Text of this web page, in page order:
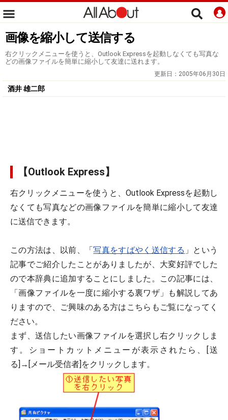
画像を縮小して送信する
右クリックメニューを使うと、Outlook Expressを起動しなくても写真な
どの画像ファイルを簡単に縮小して友達に送れます。
更新日： 2005年06月30日
酒井 雄二郎
【Outlook Express】
右クリックメニューを使うと、Outlook Expressを起動し
なくても写真などの画像ファイルを簡単に縮小して友達
に送信できます。
この方法は、以前、「写真をすばやく送信する 」という
記事でご紹介したことがありましたが、大変好評でした
ので本辞典に追加することにしました。この記事には、
「画像ファイルを一度に縮小する裏ワザ」も解説してあ
りますので、ご興味のある方はこちらもご覧になってく
ださい。
まず、送信したい画像ファイルを選択し右クリックしま
す。ショートカットメニューが表示されたら、[送
る]→[メール受信者]をクリックします。